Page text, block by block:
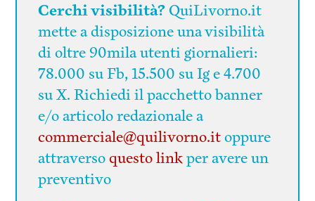
Cerchi visibilità? QuiLivorno.it
mette a disposizione una visibilità
di oltre 90mila utenti giornalieri:
78.000 su Fb, 15.500 su Ig e 4.700
su X. Richiedi il pacchetto banner
e/o articolo redazionale a
commerciale@quilivorno.itoppure
attraversoquesto linkper avere un
preventivo